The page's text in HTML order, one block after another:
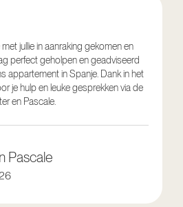
jullie in aanraking gekomen en
perfect geholpen en geadviseerd
appartement in Spanje. Dank in het
je hulp en leuke gesprekken via de
en Pascale.
Pascale